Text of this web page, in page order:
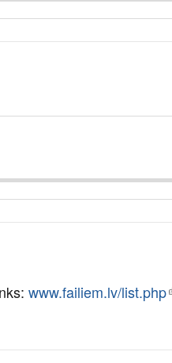
www.failiem.lv/list.php